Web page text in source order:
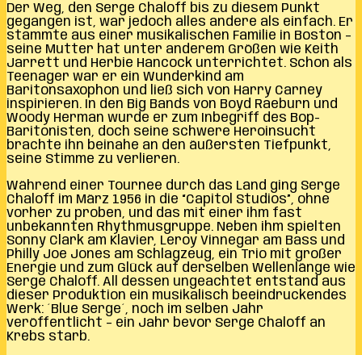
Der Weg, den Serge Chaloff bis zu diesem Punkt
gegangen ist, war jedoch alles andere als einfach. Er
stammte aus einer musikalischen Familie in Boston –
seine Mutter hat unter anderem Größen wie Keith
Jarrett und Herbie Hancock unterrichtet. Schon als
Teenager war er ein Wunderkind am
Baritonsaxophon und ließ sich von Harry Carney
inspirieren. In den Big Bands von Boyd Raeburn und
Woody Herman wurde er zum Inbegriff des Bop-
Baritonisten, doch seine schwere Heroinsucht
brachte ihn beinahe an den äußersten Tiefpunkt,
seine Stimme zu verlieren.
Während einer Tournee durch das Land ging Serge
Chaloff im März 1956 in die “Capitol Studios”, ohne
vorher zu proben, und das mit einer ihm fast
unbekannten Rhythmusgruppe. Neben ihm spielten
Sonny Clark am Klavier, Leroy Vinnegar am Bass und
Philly Joe Jones am Schlagzeug, ein Trio mit großer
Energie und zum Glück auf derselben Wellenlänge wie
Serge Chaloff. All dessen ungeachtet entstand aus
dieser Produktion ein musikalisch beeindruckendes
Werk: ´Blue Serge´, noch im selben Jahr
veröffentlicht – ein Jahr bevor Serge Chaloff an
Krebs starb.